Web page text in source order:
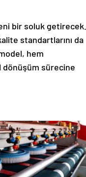
bir soluk getirecek.
standartlarını da
hem
dönüşüm sürecine